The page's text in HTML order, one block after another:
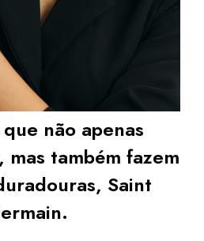
não apenas
mas também fazem
Saint